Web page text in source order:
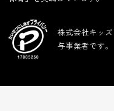
株式会社キッ
与事業者です。